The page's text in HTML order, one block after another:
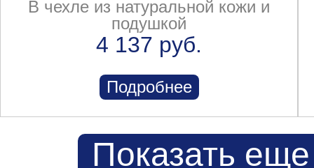
В чехле из натуральной кожи и
подушкой
4 137 руб.
Подробнее
Показать